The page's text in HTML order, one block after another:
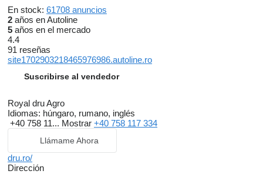
En stock: 61708 anuncios
2 años en Autoline
5 años en el mercado
4.4
91 reseñas
site1702903218465976986.autoline.ro
Suscribirse al vendedor
Royal dru Agro
Idiomas: húngaro, rumano, inglés
+40 758 11... Mostrar +40 758 117 334
Llámame Ahora
dru.ro/
Dirección